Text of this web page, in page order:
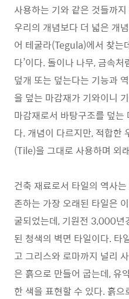
사용하는 기와 같은 것들까
우리의 개념보다 더 넓은 개
어 테굴라(Tegula)에서 찾는
다’이다. 돌이나 나무, 금속
덮개 또는 덮는다는 기능과
을 덮는 마감재가 기와이니
마감재로서 바탕구조를 덮
다. 개념이 다르지만, 적합한
(Tile)을 그대로 사용하며 외
건축 재료로서 타일의 역사
존하는 가장 오래된 타일은
굴되었는데, 기원전 3,000년
된 청색의 벽면 타일이다. 타
고 그리스와 로마까지 널리
은 흙으로 만들어 굽는데, 유
한 색을 표현할 수 있다. 흙